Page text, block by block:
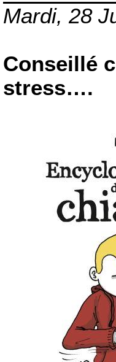
Mardi, 28
Conseillé
stress….